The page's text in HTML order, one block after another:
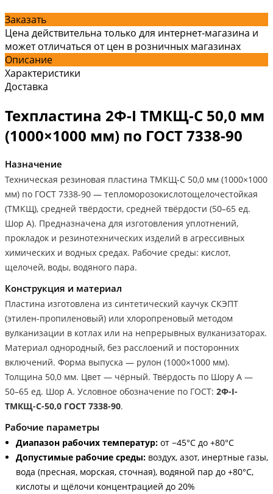
Заказать
Цена действительна только для интернет-магазина и
может отличаться от цен в розничных магазинах
Описание
Характеристики
Доставка
Техпластина 2Ф-I ТМКЩ-С 50,0 мм
(1000×1000 мм) по ГОСТ 7338-90
Назначение
Техническая резиновая пластина ТМКЩ-С 50,0 мм (1000×1000
мм) по ГОСТ 7338-90 — тепломорозокислотощелочестойкая
(ТМКЩ), средней твёрдости, средней твёрдости (50–65 ед.
Шор А). Предназначена для изготовления уплотнений,
прокладок и резинотехнических изделий в агрессивных
химических и водных средах. Рабочие среды: кислот,
щелочей, воды, водяного пара.
Конструкция и материал
Пластина изготовлена из синтетический каучук СКЭПТ
(этилен-пропиленовый) или хлоропреновый методом
вулканизации в котлах или на непрерывных вулканизаторах.
Материал однородный, без расслоений и посторонних
включений. Форма выпуска — рулон (1000×1000 мм).
Толщина 50,0 мм. Цвет — чёрный. Твёрдость по Шору А —
50–65 ед. Шор А. Условное обозначение по ГОСТ: 2Ф-I-
ТМКЩ-С-50,0 ГОСТ 7338-90.
Рабочие параметры
Диапазон рабочих температур: от −45°С до +80°С
Допустимые рабочие среды: воздух, азот, инертные газы,
вода (пресная, морская, сточная), водяной пар до +80°С,
кислоты и щёлочи концентрацией до 20%